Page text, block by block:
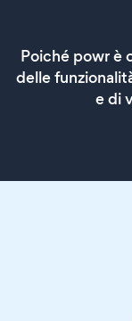
Poiché powr è
delle
e di